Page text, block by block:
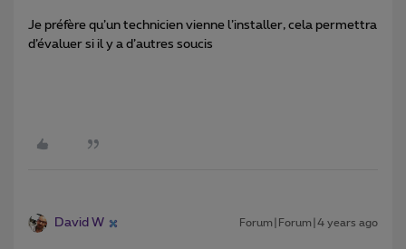
Je préfère qu’un technicien vienne l’installer, cela permettra
d’évaluer si il y a d’autres soucis
David W Forum|Forum|4 years ago